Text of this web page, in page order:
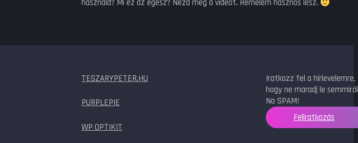
használd? Mi ez az egész? Nézd meg a videót. Remélem hasznos lesz.
TESZARYPETER.HU
PURPLEPIE
WP OPTIKIT
Iratkozz fel a hírlevelemre,
hogy ne maradj le
No SPAM!
Feliratkozás